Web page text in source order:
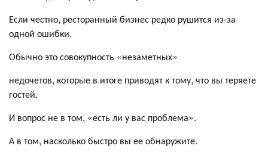
Если честно, ресторанный бизнес редко рушится из-за
одной ошибки.
Обычно это совокупность «незаметных»
недочетов, которые в итоге приводят к тому, что вы теряете
гостей.
И вопрос не в том, «есть ли у вас проблема».
А в том, насколько быстро вы ее обнаружите.